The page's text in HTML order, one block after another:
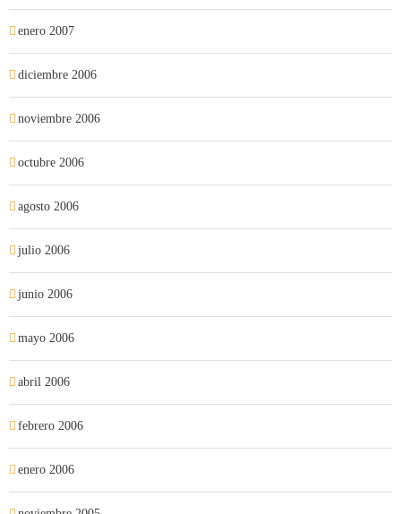
enero 2007
diciembre 2006
noviembre 2006
octubre 2006
agosto 2006
julio 2006
junio 2006
mayo 2006
abril 2006
febrero 2006
enero 2006